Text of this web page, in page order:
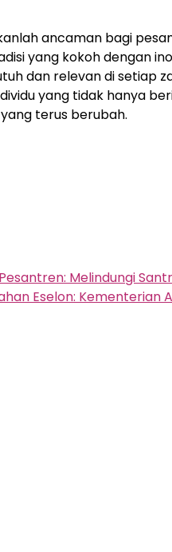
ancaman bagi
yang kokoh dengan
dan relevan di setiap
yang tidak hanya
terus berubah.
Melindungi
Eselon: Kementerian